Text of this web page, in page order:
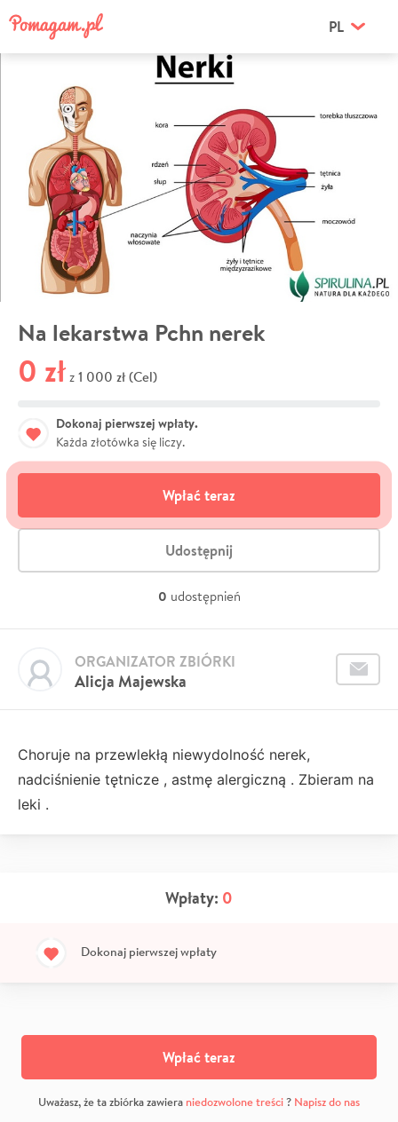
PL
Na lekarstwa Pchn nerek
0 zł z 1 000 zł (Cel)
Dokonaj pierwszej wpłaty.
Każda złotówka się liczy.
Wpłać teraz
Udostępnij
0 udostępnień
Alicja Majewska
ORGANIZATOR ZBIÓRKI
Choruje na przewlekłą niewydolność nerek,
nadciśnienie tętnicze , astmę alergiczną . Zbieram na
leki .
Wpłaty: 0
Dokonaj pierwszej wpłaty
Wpłać teraz
Uważasz, że ta zbiórka zawiera niedozwolone treści? Napisz do nas